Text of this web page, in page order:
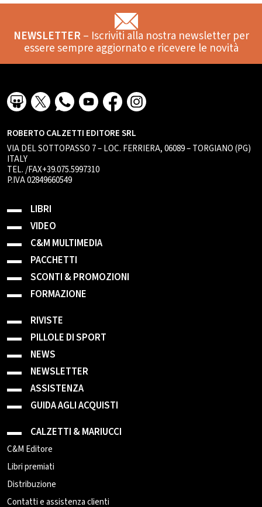
NEWSLETTER– Iscriviti alla nostra newsletter per
essere sempre aggiornato e ricevere le novità
ROBERTO CALZETTI EDITORE SRL
VIA DEL SOTTOPASSO 7 – LOC. FERRIERA, 06089 – TORGIANO (PG)
ITALY
TEL. /FAX+39.075.5997310
P.IVA 02849660549
LIBRI
VIDEO
C&M MULTIMEDIA
PACCHETTI
SCONTI & PROMOZIONI
FORMAZIONE
RIVISTE
PILLOLE DI SPORT
NEWS
NEWSLETTER
ASSISTENZA
GUIDA AGLI ACQUISTI
CALZETTI & MARIUCCI
C&M Editore
Libri premiati
Distribuzione
Contatti e assistenza clienti